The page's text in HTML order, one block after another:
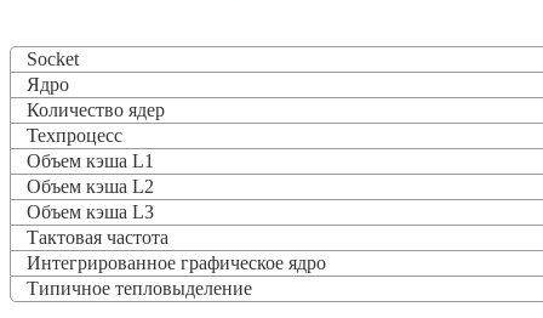
Socket
Ядро
Количество ядер
Техпроцесс
Объем кэша L1
Объем кэша L2
Объем кэша L3
Тактовая частота
Интегрированное графическое ядро
Типичное тепловыделение